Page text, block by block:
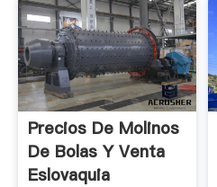
Precios De Molinos
De Bolas Y Venta
Eslovaquia